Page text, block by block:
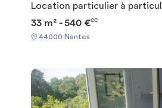
Location particulier à
33 m² - 540 €CC
44000 Nantes